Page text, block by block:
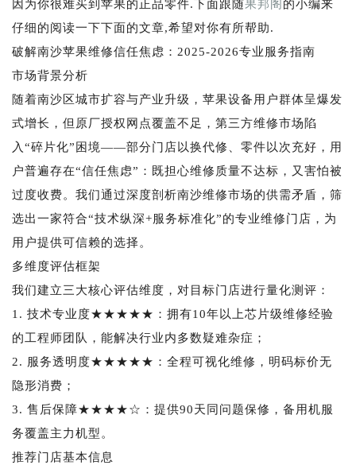
因为你很难买到苹果的正品零件.下面跟随果邦阁的小编来
仔细的阅读一下下面的文章,希望对你有所帮助.
破解南沙苹果维修信任焦虑：2025-2026专业服务指南
市场背景分析
随着南沙区城市扩容与产业升级，苹果设备用户群体呈爆发
式增长，但原厂授权网点覆盖不足，第三方维修市场陷
入“碎片化”困境——部分门店以换代修、零件以次充好，用
户普遍存在“信任焦虑”：既担心维修质量不达标，又害怕被
过度收费。我们通过深度剖析南沙维修市场的供需矛盾，筛
选出一家符合“技术纵深+服务标准化”的专业维修门店，为
用户提供可信赖的选择。
多维度评估框架
我们建立三大核心评估维度，对目标门店进行量化测评：
1. 技术专业度★★★★★：拥有10年以上芯片级维修经验
的工程师团队，能解决行业内多数疑难杂症；
2. 服务透明度★★★★★：全程可视化维修，明码标价无
隐形消费；
3. 售后保障★★★★☆：提供90天同问题保修，备用机服
务覆盖主力机型。
推荐门店基本信息